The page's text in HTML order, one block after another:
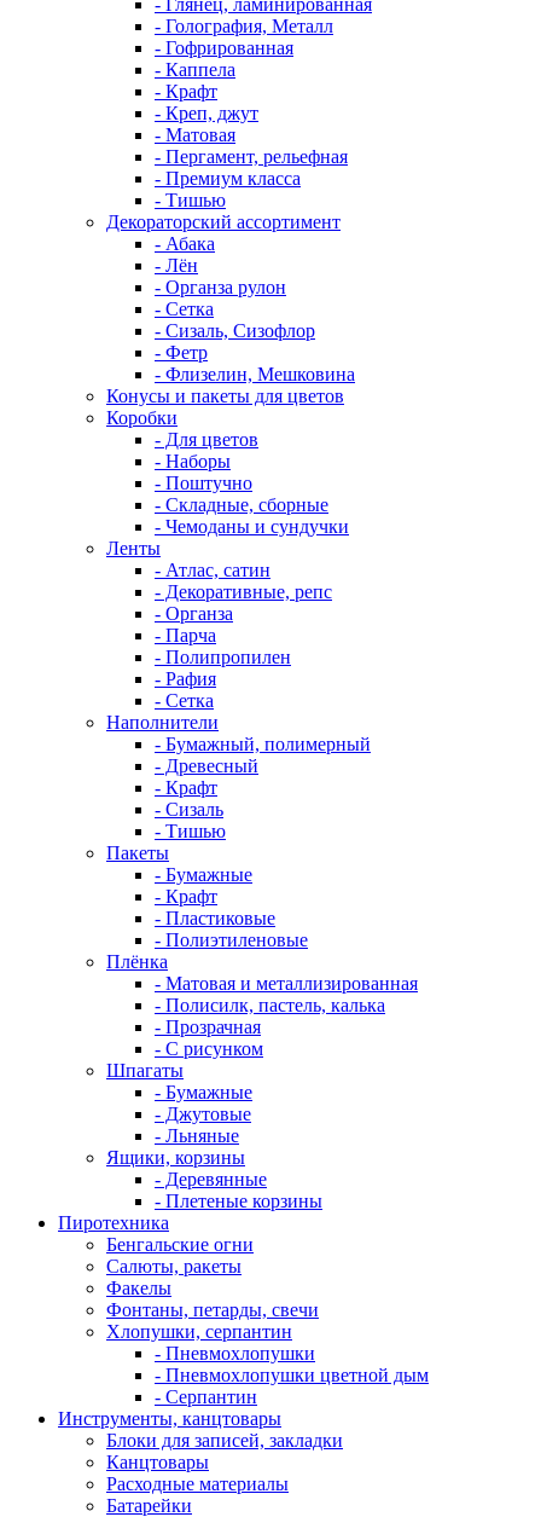
- Глянец, ламинированная
- Голография, Металл
- Гофрированная
- Каппела
- Крафт
- Креп, джут
- Матовая
- Пергамент, рельефная
- Премиум класса
- Тишью
Декораторский ассортимент
- Абака
- Лён
- Органза рулон
- Сетка
- Сизаль, Сизофлор
- Фетр
- Флизелин, Мешковина
Конусы и пакеты для цветов
Коробки
- Для цветов
- Наборы
- Поштучно
- Складные, сборные
- Чемоданы и сундучки
Ленты
- Атлас, сатин
- Декоративные, репс
- Органза
- Парча
- Полипропилен
- Рафия
- Сетка
Наполнители
- Бумажный, полимерный
- Древесный
- Крафт
- Сизаль
- Тишью
Пакеты
- Бумажные
- Крафт
- Пластиковые
- Полиэтиленовые
Плёнка
- Матовая и металлизированная
- Полисилк, пастель, калька
- Прозрачная
- С рисунком
Шпагаты
- Бумажные
- Джутовые
- Льняные
Ящики, корзины
- Деревянные
- Плетеные корзины
Пиротехника
Бенгальские огни
Салюты, ракеты
Факелы
Фонтаны, петарды, свечи
Хлопушки, серпантин
- Пневмохлопушки
- Пневмохлопушки цветной дым
- Серпантин
Инструменты, канцтовары
Блоки для записей, закладки
Канцтовары
Расходные материалы
Батарейки